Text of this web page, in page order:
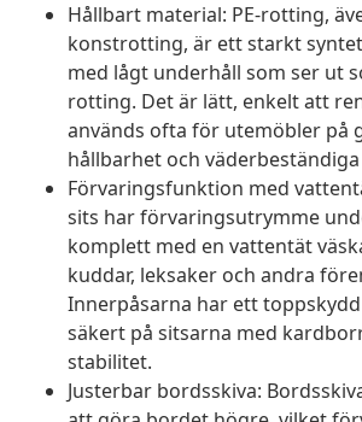
Hållbart material: PE-rotting,
konstrotting, är ett starkt
med lågt underhåll som ser ut
rotting. Det är lätt, enkelt att
används ofta för utemöbler på
hållbarhet och väderbeständiga
Förvaringsfunktion med
sits har förvaringsutrymme
komplett med en vattentät
kuddar, leksaker och andra
Innerpåsarna har ett
säkert på sitsarna med
stabilitet.
Justerbar bordsskiva: